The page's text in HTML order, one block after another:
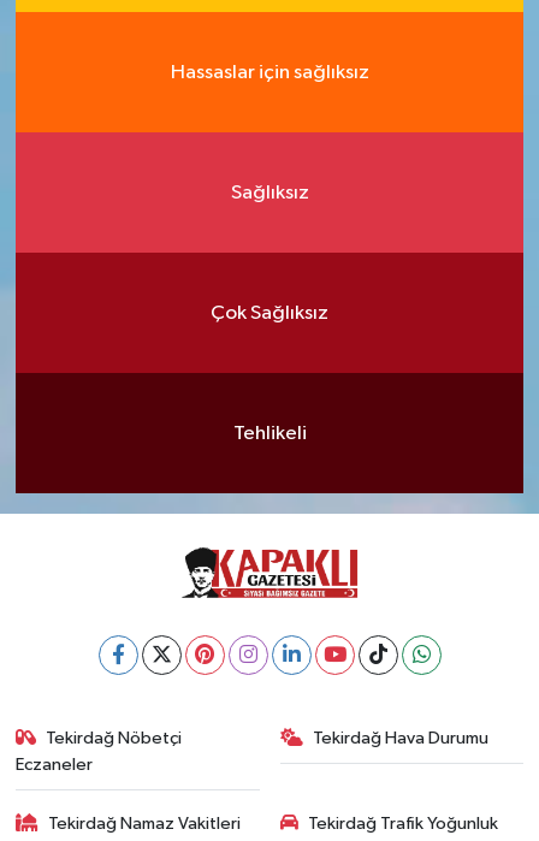
Hassaslar için sağlıksız
Sağlıksız
Çok Sağlıksız
Tehlikeli
Tekirdağ Nöbetçi
Eczaneler
Tekirdağ Hava Durumu
Tekirdağ Namaz Vakitleri
Tekirdağ Trafik Yoğunluk